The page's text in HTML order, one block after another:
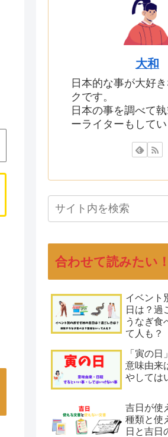
大和
日本的な事が大好
クです。
日本の事を調べて
ーライターもしてい
合わせて読みたい！
イベント
日は？過
うなぎ食
て人も？
「寅の
意味由来
やしては
吉日が使
種類と使
日と吉日